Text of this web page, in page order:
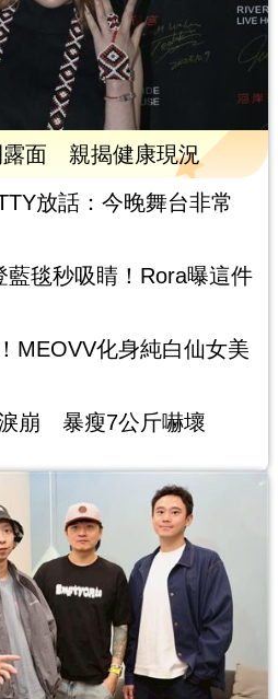
露面 親揭健康現況
放話：今晚舞台非常
藍毯秒吸睛！Rora曝這件
MEOVV化身純白仙女美
崩 暴瘦7公斤嚇壞